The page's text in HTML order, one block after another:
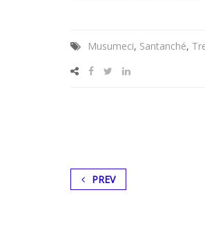
Musumeci, Santanché,
PREV